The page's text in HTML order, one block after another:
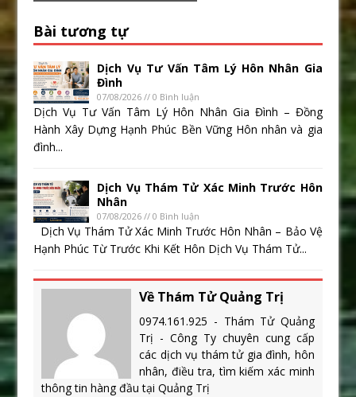
Bài tương tự
Dịch Vụ Tư Vấn Tâm Lý Hôn Nhân Gia
Đình
07/08/2026 // 0 Bình luận
Dịch Vụ Tư Vấn Tâm Lý Hôn Nhân Gia Đình – Đồng
Hành Xây Dựng Hạnh Phúc Bền Vững Hôn nhân và gia
đình...
Dịch Vụ Thám Tử Xác Minh Trước Hôn
Nhân
07/08/2026 // 0 Bình luận
Dịch Vụ Thám Tử Xác Minh Trước Hôn Nhân – Bảo Vệ
Hạnh Phúc Từ Trước Khi Kết Hôn Dịch Vụ Thám Tử...
Về Thám Tử Quảng Trị
0974.161.925 - Thám Tử Quảng
Trị - Công Ty chuyên cung cấp
các dịch vụ thám tử gia đình, hôn
nhân, điều tra, tìm kiếm xác minh
thông tin hàng đầu tại Quảng Trị